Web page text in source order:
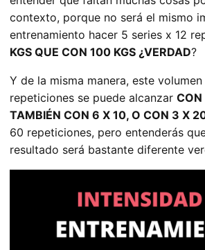
contexto, porque no será el mismo
entrenamiento hacer 5 series x 12
KGS QUE CON 100 KGS ¿VERDAD?
Y de la misma manera, este
repeticiones se puede alcanzar CON
TAMBIÉN CON 6 X 10, O CON 3 X
60 repeticiones, pero entenderás
resultado será bastante diferente